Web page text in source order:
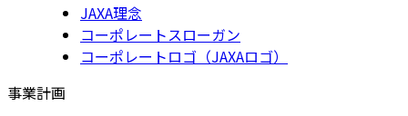
JAXA理念
コーポレートスローガン
コーポレートロゴ（JAXAロゴ）
事業計画